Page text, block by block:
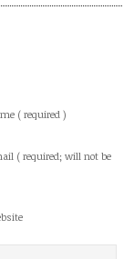
( required )
( required; will not be